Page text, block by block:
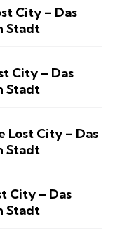
City – Das
Stadt
City – Das
Stadt
Lost City – Das
Stadt
City – Das
Stadt